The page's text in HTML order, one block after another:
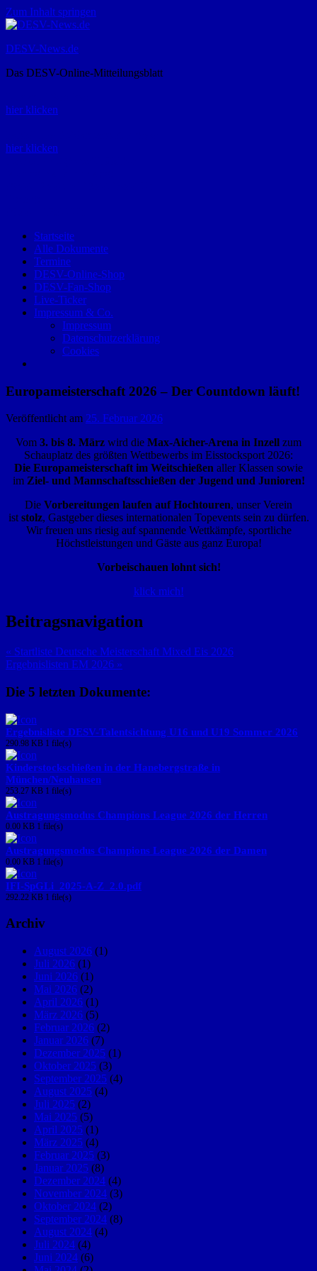
Zum Inhalt springen
DESV-News.de
Das DESV-Online-Mitteilungsblatt
hier klicken
hier klicken
Startseite
Alle Dokumente
Termine
DESV-Online-Shop
DESV-Fan-Shop
Live-Ticker
Impressum & Co.
Impressum
Datenschutzerklärung
Cookies
Europameisterschaft 2026 – Der Countdown läuft!
Veröffentlicht am 25. Februar 2026
Vom 3. bis 8. März wird die Max-Aicher-Arena in Inzell zum
Schauplatz des größten Wettbewerbs im Eisstocksport 2026:
Die Europameisterschaft im Weitschießen aller Klassen sowie
im Ziel- und Mannschaftsschießen der Jugend und Junioren!
Die Vorbereitungen laufen auf Hochtouren, unser Verein
iststolz, Gastgeber dieses internationalen Topevents sein zu dürfen.
Wir freuen uns riesig auf spannende Wettkämpfe, sportliche
Höchstleistungen und Gäste aus ganz Europa!
Vorbeischauen lohnt sich!
klick mich!
Beitragsnavigation
« Startliste Deutsche Meisterschaft Mixed Eis 2026
Ergebnislisten EM 2026 »
Die 5 letzten Dokumente:
Ergebnisliste DESV-Talentsichtung U16 und U19 Sommer 2026
290.98 KB 1 file(s)
Kinderstockschießen in der Hanebergstraße in
München/Neuhausen
253.27 KB 1 file(s)
Austragungsmodus Champions League 2026 der Herren
0.00 KB 1 file(s)
Austragungsmodus Champions League 2026 der Damen
0.00 KB 1 file(s)
IFI-SpGLi_2025-A-Z_2.0.pdf
292.22 KB 1 file(s)
Archiv
August 2026 (1)
Juli 2026 (1)
Juni 2026 (1)
Mai 2026 (2)
April 2026 (1)
März 2026 (5)
Februar 2026 (2)
Januar 2026 (7)
Dezember 2025 (1)
Oktober 2025 (3)
September 2025 (4)
August 2025 (4)
Juli 2025 (2)
Mai 2025 (5)
April 2025 (1)
März 2025 (4)
Februar 2025 (3)
Januar 2025 (8)
Dezember 2024 (4)
November 2024 (3)
Oktober 2024 (2)
September 2024 (8)
August 2024 (4)
Juli 2024 (4)
Juni 2024 (6)